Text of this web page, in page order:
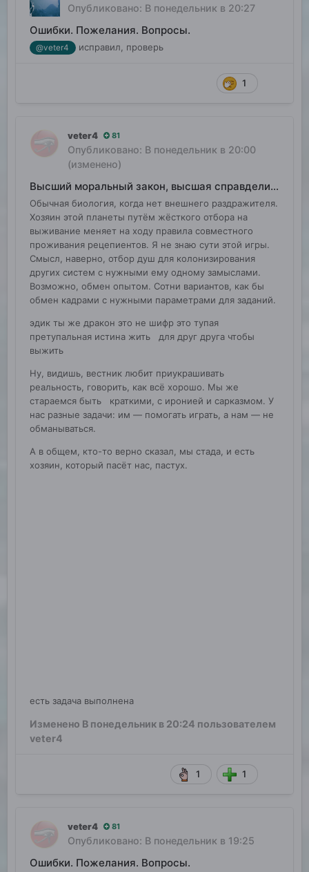
Опубликовано: В понедельник в 20:27
Ошибки. Пожелания. Вопросы.
@veter4 исправил, проверь
1
veter4 81
Опубликовано: В понедельник в 20:00
(изменено)
Высший моральный закон, высшая справделивость
Обычная биология, когда нет внешнего раздражителя.
Хозяин этой планеты путём жёсткого отбора на
выживание меняет на ходу правила совместного
проживания рецепиентов. Я не знаю сути этой игры.
Смысл, наверно, отбор душ для колонизирования
других систем с нужными ему одному замыслами.
Возможно, обмен опытом. Сотни вариантов, как бы
обмен кадрами с нужными параметрами для заданий.
эдик ты же дракон это не шифр это тупая
претупальная истина жить для друг друга чтобы
выжить
Ну, видишь, вестник любит приукрашивать
реальность, говорить, как всё хорошо. Мы же
стараемся быть краткими, с иронией и сарказмом. У
нас разные задачи: им — помогать играть, а нам — не
обманываться.
А в общем, кто-то верно сказал, мы стада, и есть
хозяин, который пасёт нас, пастух.
есть задача выполнена
Изменено В понедельник в 20:24 пользователем
veter4
1 1
veter4 81
Опубликовано: В понедельник в 19:25
Ошибки. Пожелания. Вопросы.